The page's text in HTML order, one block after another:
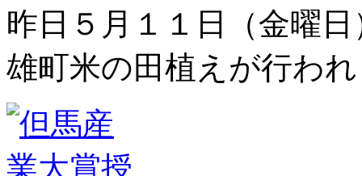
昨日５月１１日（金曜
雄町米の田植えが行わ